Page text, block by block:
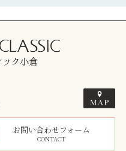
お問い合わせフォーム
CONTACT